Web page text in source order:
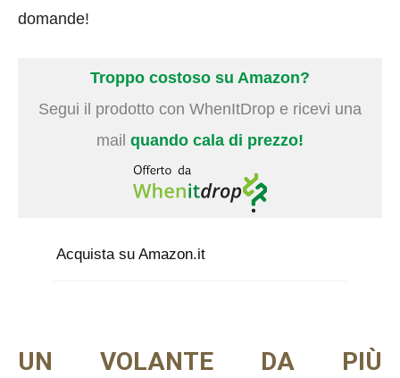
domande!
Troppo costoso su Amazon?
Segui il prodotto con WhenItDrop e ricevi una
mail quando cala di prezzo!
Acquista su Amazon.it
UN VOLANTE DA PIÙ